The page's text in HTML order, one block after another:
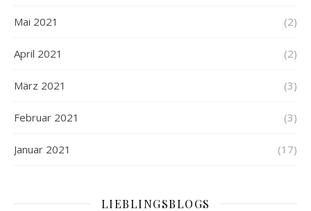
Mai 2021 (2)
April 2021 (2)
März 2021 (3)
Februar 2021 (3)
Januar 2021 (17)
LIEBLINGSBLOGS